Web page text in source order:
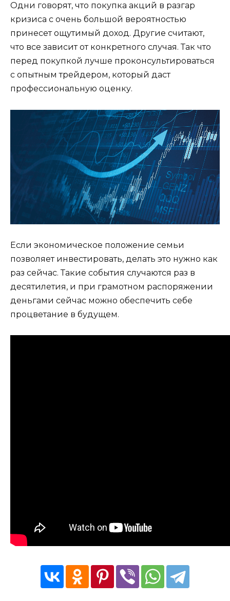
Одни говорят, что покупка акций в разгар
кризиса с очень большой вероятностью
принесет ощутимый доход. Другие считают,
что все зависит от конкретного случая. Так что
перед покупкой лучше проконсультироваться
с опытным трейдером, который даст
профессиональную оценку.
Если экономическое положение семьи
позволяет инвестировать, делать это нужно как
раз сейчас. Такие события случаются раз в
десятилетия, и при грамотном распоряжении
деньгами сейчас можно обеспечить себе
процветание в будущем.